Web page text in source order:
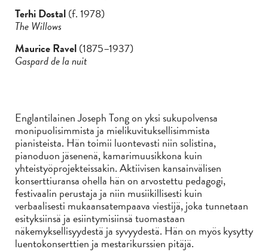
Terhi Dostal(f. 1978)
The Willows
Maurice Ravel(1875–1937)
Gaspard de la nuit
Englantilainen Joseph Tong on yksi sukupolvensa
monipuolisimmista ja mielikuvituksellisimmista
pianisteista. Hän toimii luontevasti niin solistina,
pianoduon jäsenenä, kamarimuusikkona kuin
yhteistyöprojekteissakin. Aktiivisen kansainvälisen
konserttiuransa ohella hän on arvostettu pedagogi,
festivaalin perustaja ja niin musiikillisesti kuin
verbaalisesti mukaansatempaava viestijä, joka tunnetaan
esityksiinsä ja esiintymisiinsä tuomastaan
näkemyksellisyydestä ja syvyydestä. Hän on myös kysytty
luentokonserttien ja mestarikurssien pitäjä.